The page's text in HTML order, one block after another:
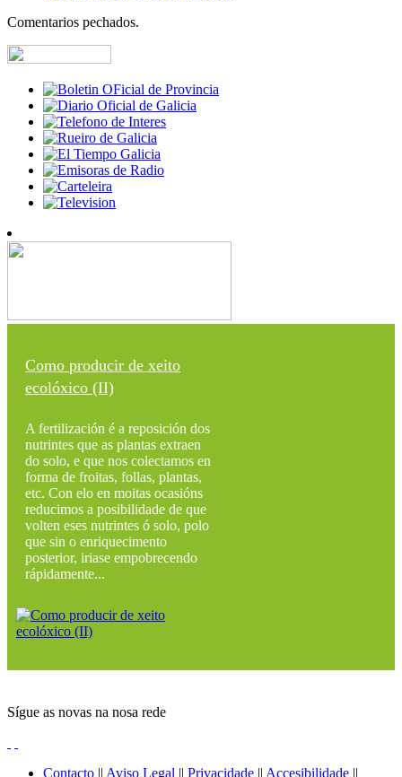
Comentarios pechados.
Como producir de xeito
ecolóxico (II)
A fertilización é a reposición dos
nutrintes que as plantas extraen
do solo, e que nos colectamos en
forma de froitas, follas, plantas,
etc. Con elo en moitas ocasións
reducimos a posibilidade de que
volten eses nutrintes ó solo, polo
que sin o enriquecimento
posterior, iriase empobrecendo
rápidamente...
Sígue as novas na nosa rede
Contacto || Aviso Legal || Privacidade || Accesibilidade ||